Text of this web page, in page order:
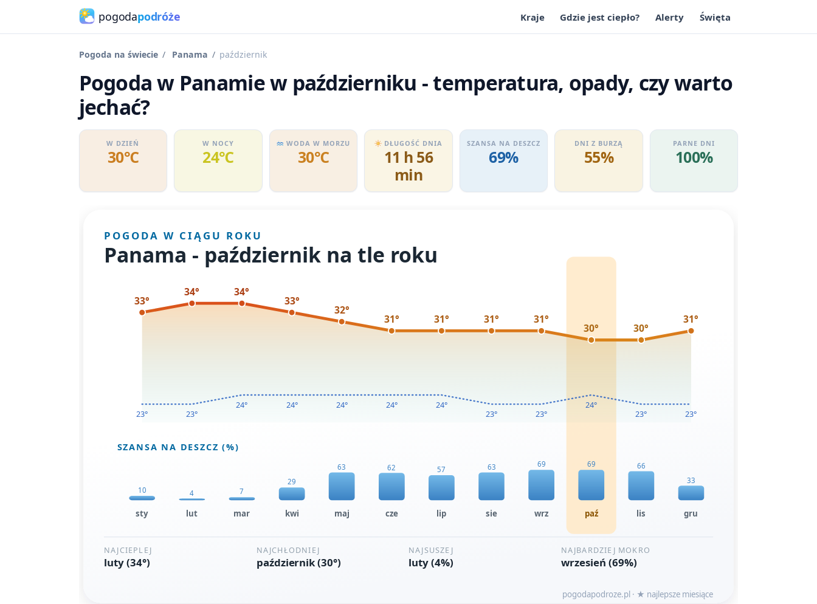
pogodapodróże Kraje Gdzie jest ciepło? Alerty Święta
Pogoda na świecie Panama październik
Pogoda w Panamie w październiku - temperatura, opady, czy warto
jechać?
W DZIEŃ
30℃
W NOCY
24℃
WODA W MORZU
30℃
DŁUGOŚĆ DNIA
11 h 56
min
SZANSA NA DESZCZ
69%
DNI Z BURZĄ
55%
PARNE DNI
100%